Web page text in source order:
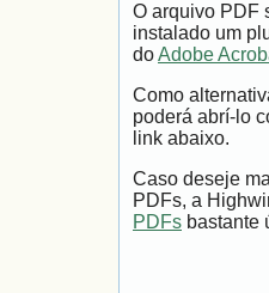
O arquivo PDF
instalado um
doAdobe
Como
poderá abrí-lo
link abaixo.
Caso deseje
PDFs, a
PDFs bastante